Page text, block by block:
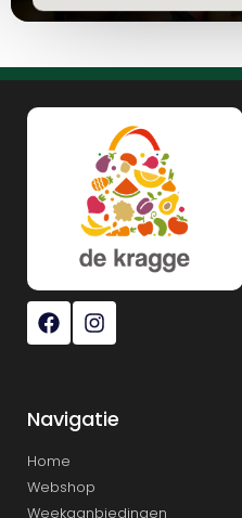
Navigatie
Home
Webshop
Weekaanbiedingen